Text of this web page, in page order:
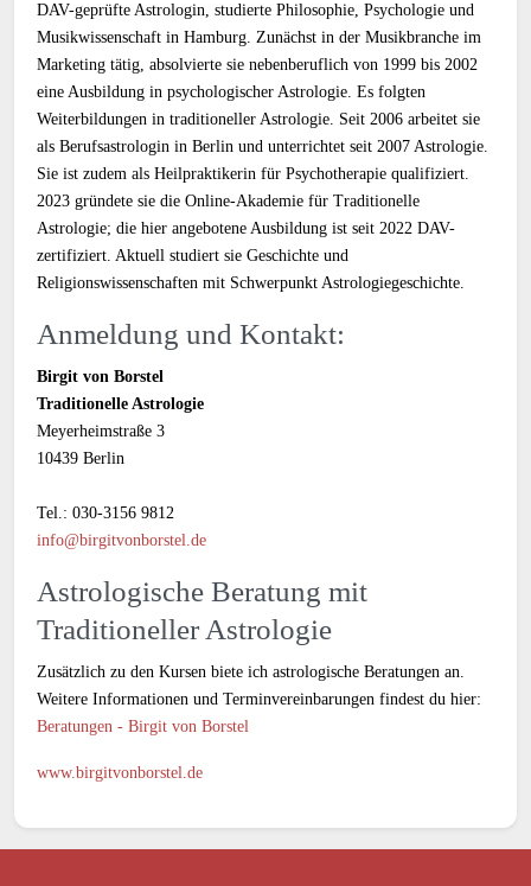
DAV-geprüfte Astrologin, studierte Philosophie, Psychologie und
Musikwissenschaft in Hamburg. Zunächst in der Musikbranche im
Marketing tätig, absolvierte sie nebenberuflich von 1999 bis 2002
eine Ausbildung in psychologischer Astrologie. Es folgten
Weiterbildungen in traditioneller Astrologie. Seit 2006 arbeitet sie
als Berufsastrologin in Berlin und unterrichtet seit 2007 Astrologie.
Sie ist zudem als Heilpraktikerin für Psychotherapie qualifiziert.
2023 gründete sie die Online-Akademie für Traditionelle
Astrologie; die hier angebotene Ausbildung ist seit 2022 DAV-
zertifiziert. Aktuell studiert sie Geschichte und
Religionswissenschaften mit Schwerpunkt Astrologiegeschichte.
Anmeldung und Kontakt:
Birgit von Borstel
Traditionelle Astrologie
Meyerheimstraße 3
10439 Berlin
Tel.: 030-3156 9812
info@birgitvonborstel.de
Astrologische Beratung mit
Traditioneller Astrologie
Zusätzlich zu den Kursen biete ich astrologische Beratungen an.
Weitere Informationen und Terminvereinbarungen findest du hier:
Beratungen - Birgit von Borstel
www.birgitvonborstel.de